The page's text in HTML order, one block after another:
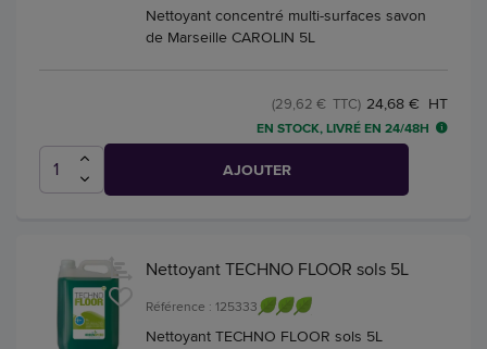
Nettoyant concentré multi-surfaces savon
de Marseille CAROLIN 5L
24,68 € HT
(29,62 € TTC)
EN STOCK, LIVRÉ EN 24/48H
AJOUTER
Nettoyant TECHNO FLOOR sols 5L
Référence : 125333
Nettoyant TECHNO FLOOR sols 5L